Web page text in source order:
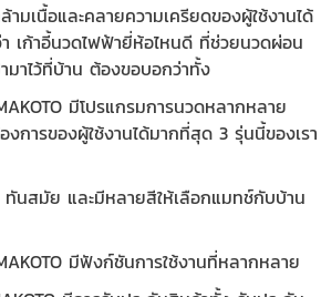
มเนื้อและคลายความเครียดของผู้ใช้งานได้
เก้าอี้นวดไฟฟ้ายี่ห้อไหนดี ที่ช่วยนวดผ่อน
าไว้ที่บ้าน ต้องขอบอกว่าทั้ง
มีโปรแกรมการนวดหลากหลาย
การของผู้ใช้งานได้มากที่สุด 3 รุ่นนี้ของเรา
นสมัย และมีหลายสีให้เลือกแมทช์กับบ้าน
มีฟังก์ชันการใช้งานที่หลากหลาย